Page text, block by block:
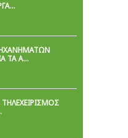
ΤΑ Α…